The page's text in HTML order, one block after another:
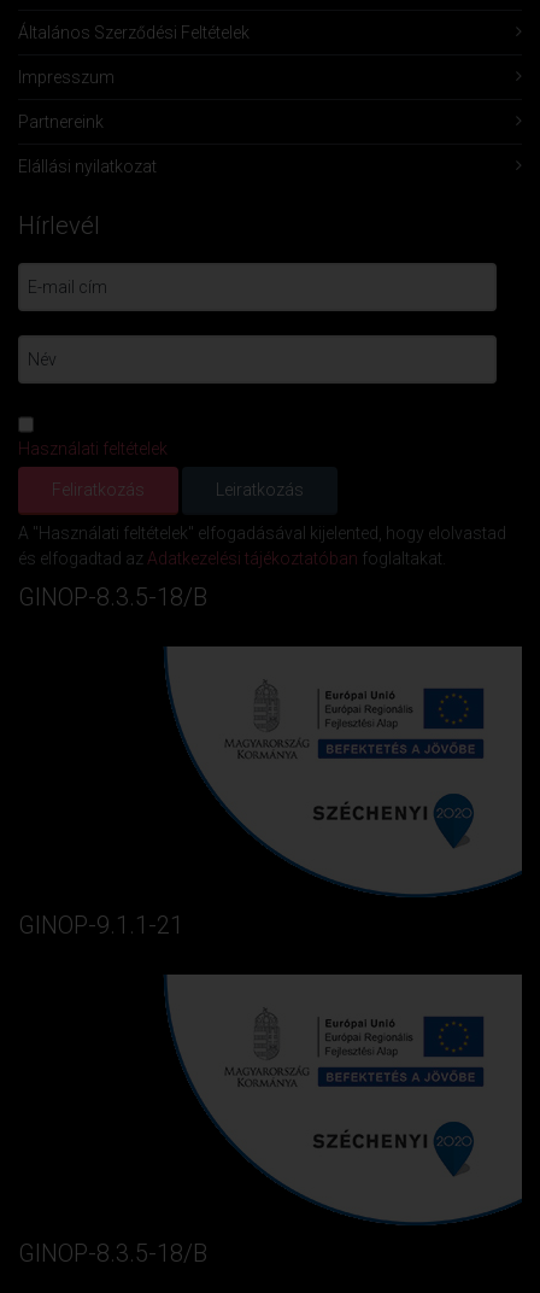
Általános Szerződési Feltételek
Impresszum
Partnereink
Elállási nyilatkozat
Hírlevél
Használati feltételek
A "Használati feltételek" elfogadásával kijelented, hogy elolvastad
és elfogadtad azAdatkezelési tájékoztatóban foglaltakat.
GINOP-8.3.5-18/B
GINOP-9.1.1-21
GINOP-8.3.5-18/B